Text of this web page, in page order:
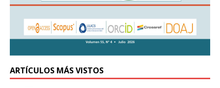
ARTÍCULOS MÁS VISTOS